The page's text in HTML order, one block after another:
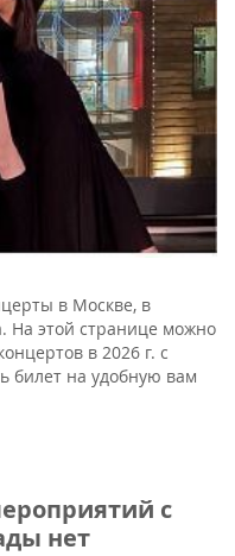
в Москве, в
На этой странице можно
в 2026 г. с
билет на удобную вам
с
нет